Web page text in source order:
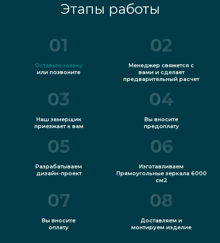
Этапы работы
01
Оставьте заявку
или позвоните
02
Менеджер свяжется с
вами и сделает
предварительный расчет
03
Наш замерщик
приезжает к вам
04
Вы вносите
предоплату
05
Разрабатываем
дизайн-проект
06
Изготавливаем
Прямоугольные зеркала 6000
см2
07
Вы вносите
оплату
08
Доставляем и
монтируем изделие